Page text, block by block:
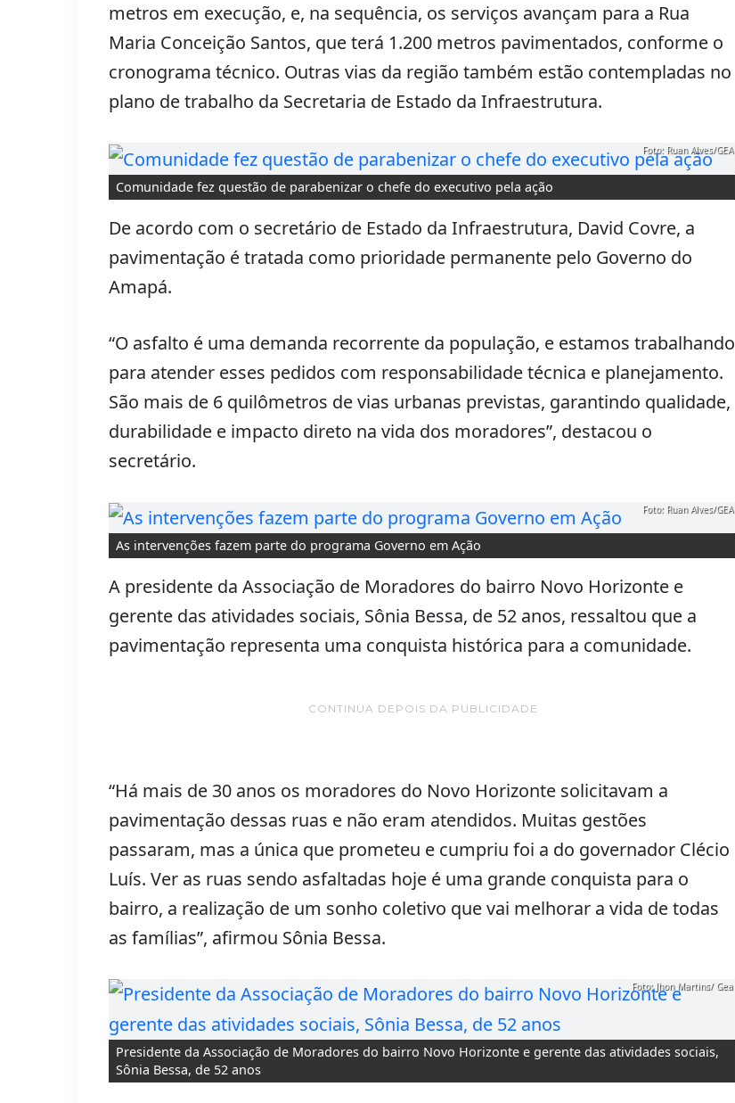
metros em execução, e, na sequência, os serviços avançam para a Rua
Maria Conceição Santos, que terá 1.200 metros pavimentados, conforme o
cronograma técnico. Outras vias da região também estão contempladas no
plano de trabalho da Secretaria de Estado da Infraestrutura.
Comunidade fez questão de parabenizar o chefe do executivo pela ação
Foto: Ruan Alves/GEA
De acordo com o secretário de Estado da Infraestrutura, David Covre, a
pavimentação é tratada como prioridade permanente pelo Governo do
Amapá.
“O asfalto é uma demanda recorrente da população, e estamos trabalhando
para atender esses pedidos com responsabilidade técnica e planejamento.
São mais de 6 quilômetros de vias urbanas previstas, garantindo qualidade,
durabilidade e impacto direto na vida dos moradores”, destacou o
secretário.
As intervenções fazem parte do programa Governo em Ação
Foto: Ruan Alves/GEA
A presidente da Associação de Moradores do bairro Novo Horizonte e
gerente das atividades sociais, Sônia Bessa, de 52 anos, ressaltou que a
pavimentação representa uma conquista histórica para a comunidade.
CONTINUA DEPOIS DA PUBLICIDADE
“Há mais de 30 anos os moradores do Novo Horizonte solicitavam a
pavimentação dessas ruas e não eram atendidos. Muitas gestões
passaram, mas a única que prometeu e cumpriu foi a do governador Clécio
Luís. Ver as ruas sendo asfaltadas hoje é uma grande conquista para o
bairro, a realização de um sonho coletivo que vai melhorar a vida de todas
as famílias”, afirmou Sônia Bessa.
Presidente da Associação de Moradores do bairro Novo Horizonte e gerente das atividades sociais,
Sônia Bessa, de 52 anos
Foto: Jhon Martins/ Gea